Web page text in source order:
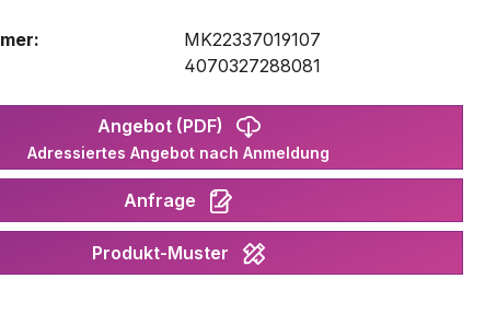
MK22337019107
4070327288081
Angebot (PDF)
Adressiertes Angebot nach Anmeldung
Anfrage
Produkt-Muster